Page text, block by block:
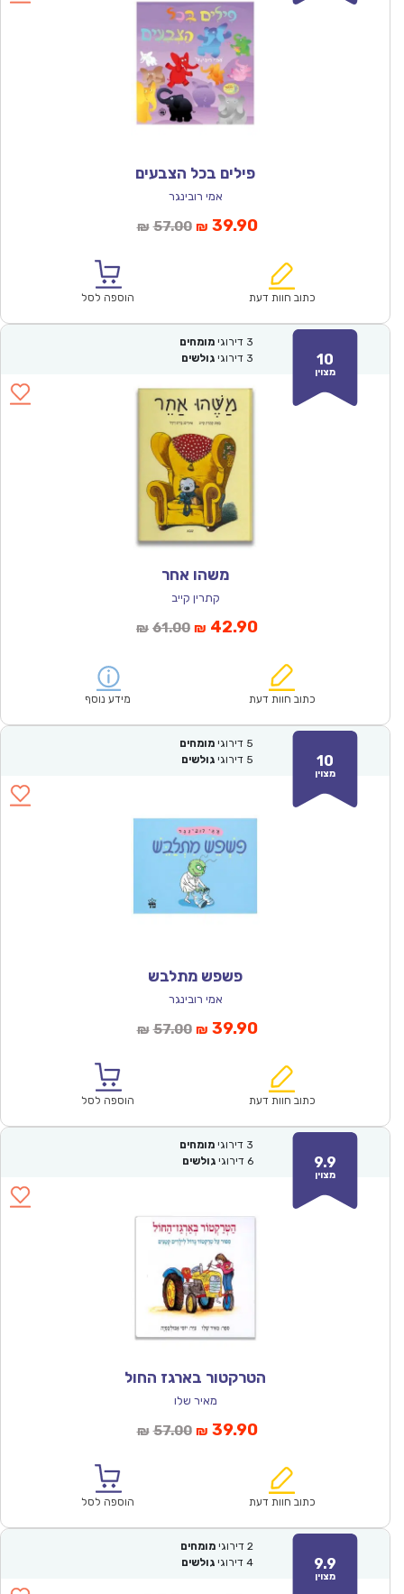
פילים בכל הצבעים
אמי רובינגר
₪ 57.00המחיר
₪57.00.
₪ 39.90המחיר
הוא:
כתוב חוות דעת הוספה לסל
10
מצוין
3 דירוגי מומחים
3 דירוגי גולשים
משהו אחר
קתרין קייב
₪ 61.00המחיר
₪61.00.
₪ 42.90המחיר
הוא:
כתוב חוות דעת מידע נוסף
10
מצוין
5 דירוגי מומחים
5 דירוגי גולשים
פשפש מתלבש
אמי רובינגר
₪ 57.00המחיר
₪57.00.
₪ 39.90המחיר
הוא:
כתוב חוות דעת הוספה לסל
9.9
מצוין
3 דירוגי מומחים
6 דירוגי גולשים
הטרקטור בארגז החול
מאיר שלו
₪ 57.00המחיר
₪57.00.
₪ 39.90המחיר
הוא:
כתוב חוות דעת הוספה לסל
9.9
מצוין
2 דירוגי מומחים
4 דירוגי גולשים